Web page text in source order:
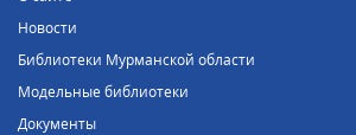
Новости
Библиотеки Мурманской области
Модельные библиотеки
Документы